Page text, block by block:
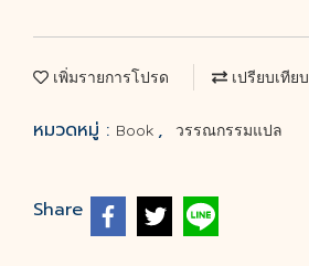
เพิ่มรายการโปรด เปรียบเทียบ
หมวดหมู่ : Book , วรรณกรรมแปล
Share